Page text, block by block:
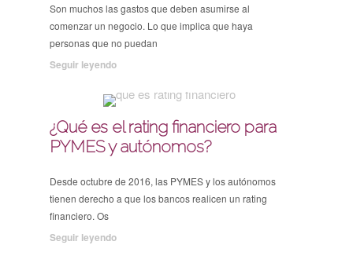
Son muchos las gastos que deben asumirse al
comenzar un negocio. Lo que implica que haya
personas que no puedan
Seguir leyendo
¿Qué es el rating financiero para
PYMES y autónomos?
Desde octubre de 2016, las PYMES y los autónomos
tienen derecho a que los bancos realicen un rating
financiero. Os
Seguir leyendo